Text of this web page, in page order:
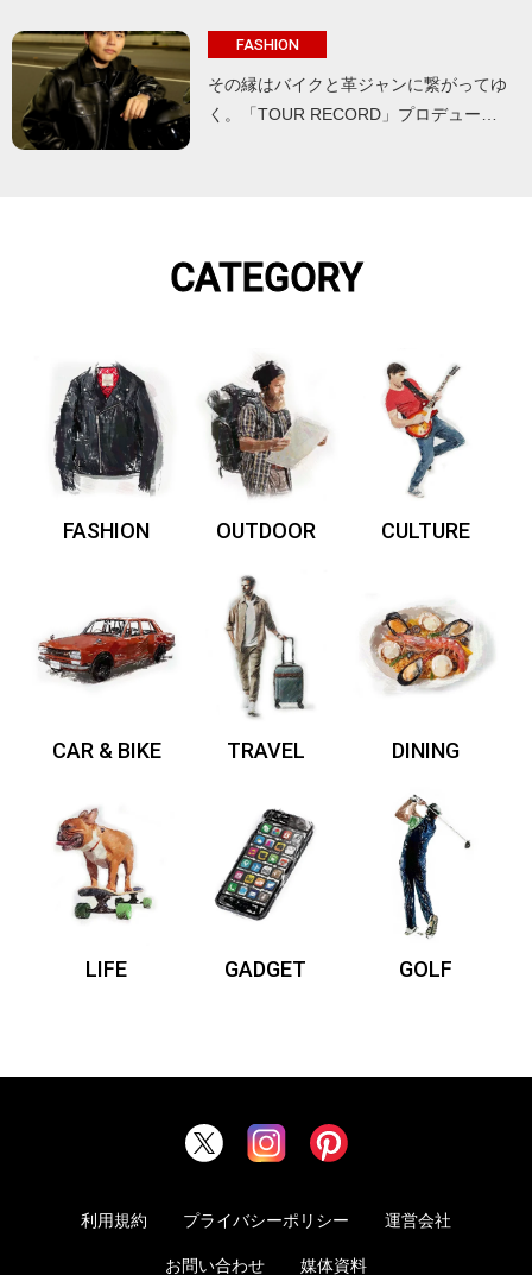
FASHION
その縁はバイクと革ジャンに繋がってゆ
く。「TOUR RECORD」プロデュー…
CATEGORY
FASHION OUTDOOR CULTURE
CAR & BIKE TRAVEL DINING
LIFE GADGET GOLF
利用規約 プライバシーポリシー 運営会社
お問い合わせ 媒体資料